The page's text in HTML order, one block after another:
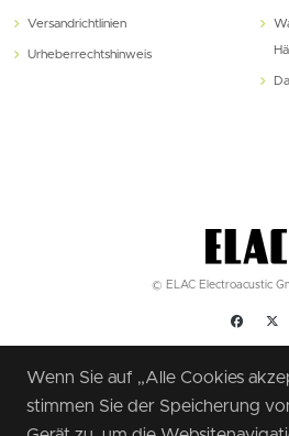
Wenn Sie auf „Alle Cookies
stimmen Sie der Speicherung
Versandrichtlinien
Urheberrechtshinweis
© ELAC Electroacustic